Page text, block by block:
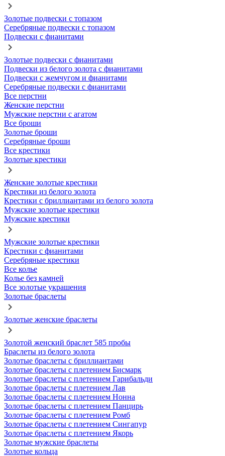
Золотые подвески с топазом
Серебряные подвески с топазом
Подвески с фианитами
Золотые подвески с фианитами
Подвески из белого золота с фианитами
Подвески с жемчугом и фианитами
Серебряные подвески с фианитами
Все перстни
Женские перстни
Мужские перстни с агатом
Все броши
Золотые броши
Серебряные броши
Все крестики
Золотые крестики
Женские золотые крестики
Крестики из белого золота
Крестики с бриллиантами из белого золота
Мужские золотые крестики
Мужские крестики
Мужские золотые крестики
Крестики с фианитами
Серебряные крестики
Все колье
Колье без камней
Все золотые украшения
Золотые браслеты
Золотые женские браслеты
Золотой женский браслет 585 пробы
Браслеты из белого золота
Золотые браслеты с бриллиантами
Золотые браслеты с плетением Бисмарк
Золотые браслеты с плетением Гарибальди
Золотые браслеты с плетением Лав
Золотые браслеты с плетением Нонна
Золотые браслеты с плетением Панцирь
Золотые браслеты с плетением Ромб
Золотые браслеты с плетением Сингапур
Золотые браслеты с плетением Якорь
Золотые мужские браслеты
Золотые кольца